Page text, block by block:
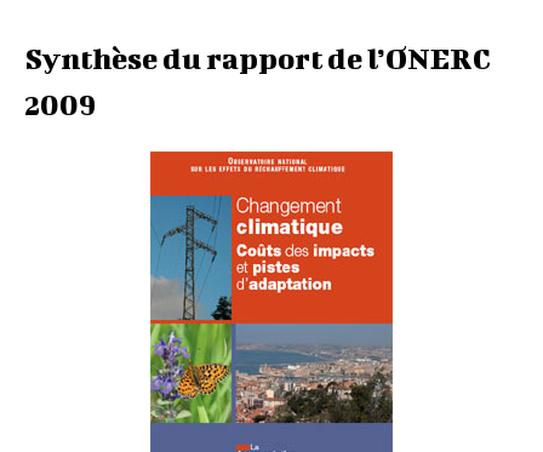
Synthèse du rapport de l’ONERC
2009